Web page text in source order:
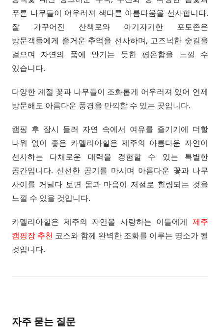
푸른 나무들이 어우러져 색다른 아름다움을 선사합니다.
잘 가꾸어진 산책로와 아기자기한 포토존은
방문객들에게 즐거운 추억을 선사하며, 고즈넉한 숲길을
걸으며 자연의 품에 안기는 듯한 평온함을 느낄 수
있습니다.
다양한 계절 꽃과 나무들이 조화롭게 어우러져 있어 언제
방문해도 아름다운 풍경을 만끽할 수 있는 곳입니다.
캠핑 후 잠시 들러 자연 속에서 여유를 즐기기에 더할
나위 없이 좋은 카멜리아힐은 제주의 아름다운 자연이
선사하는 다채로운 매력을 경험할 수 있는 특별한
공간입니다. 신선한 공기를 마시며 아름다운 꽃과 나무
사이를 거닐다 보면 몸과 마음이 저절로 힐링되는 것을
느낄 수 있을 것입니다.
카멜리아힐은 제주의 자연을 사랑하는 이들에게 제주
캠핑장 추천 코스와 함께 완벽한 조화를 이루는 명소가 될
것입니다.
자주 묻는 질문